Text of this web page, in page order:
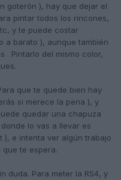
goterón ), hay que dejar el
pintar todos los rincones,
y te puede costar
a barato ), aunque también
. Pintarlo del mismo color,
que te quede bien hay
si merece la pena ), y
quedar una chapuza
lo vas a llevar es
), e intenta ver algún trabajo
te espera.
duda. Para meter la RS4, y